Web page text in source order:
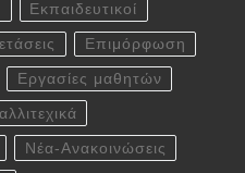
Εκπαιδευτικοί
Επιμόρφωση
Εργασίες μαθητών
Νέα-Ανακοινώσεις